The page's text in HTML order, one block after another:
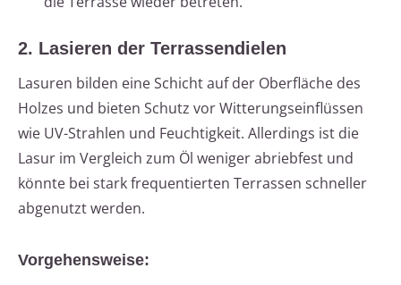
2. Lasieren der Terrassendielen
Lasuren bilden eine Schicht auf der Oberfläche des
Holzes und bieten Schutz vor Witterungseinflüssen
wie UV-Strahlen und Feuchtigkeit. Allerdings ist die
Lasur im Vergleich zum Öl weniger abriebfest und
könnte bei stark frequentierten Terrassen schneller
abgenutzt werden.
Vorgehensweise: